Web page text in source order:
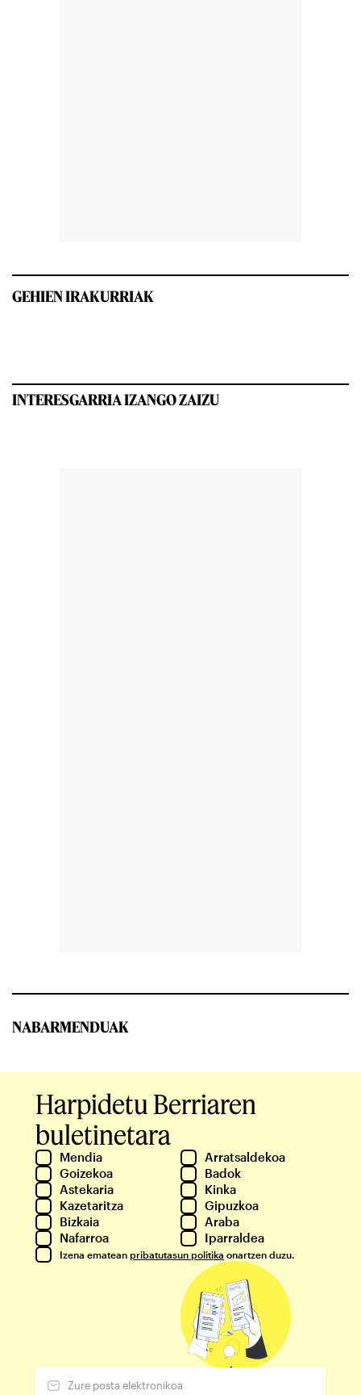
GEHIEN IRAKURRIAK
INTERESGARRIA IZANGO ZAIZU
NABARMENDUAK
Harpidetu Berriaren
buletinetara
Mendia
Arratsaldekoa
Goizekoa
Badok
Astekaria
Kinka
Kazetaritza
Gipuzkoa
Bizkaia
Araba
Nafarroa
Iparraldea
Izena ematean pribatutasun politika onartzen duzu.